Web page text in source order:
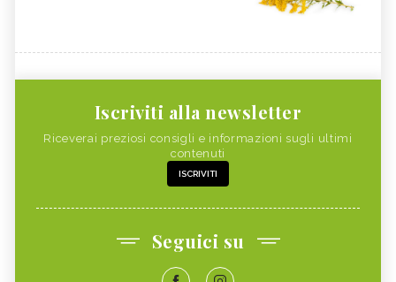
Iscriviti alla newsletter
Riceverai preziosi consigli e informazioni sugli ultimi
contenuti
ISCRIVITI
Seguici su